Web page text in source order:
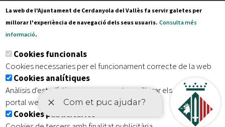
Segueix-nos a:
Subscriu-te al nostre butlletí
Inici | Avís legal | Protecció de dades Mapa del lloc
| Accessibilitat
La web de l'Ajuntament de Cerdanyola del Vallès fa servir galetes per
millorar l'experiència de navegació dels seus usuaris. Consulta més
informació.
Cookies funcionals
Cookies necessaries per el funcionament correcte de la web
Cookies analítiques
Anàlisis d'estadístiques que permeten millorar els serveis del
portal web
Cookies publicitàries